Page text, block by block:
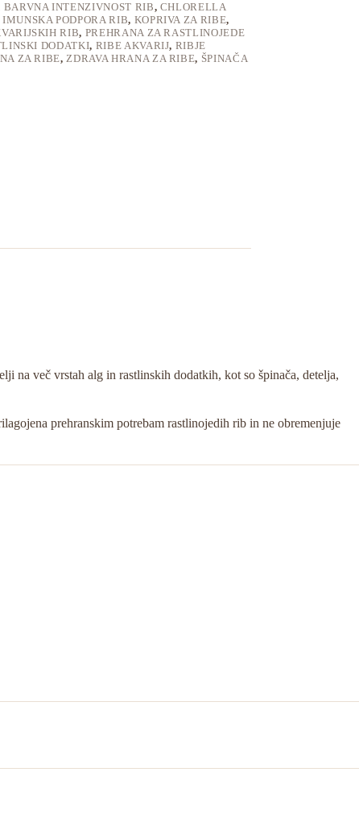
BARVNA INTENZIVNOST RIB, CHLORELLA
IMUNSKA PODPORA RIB, KOPRIVA ZA RIBE,
RIB, PREHRANA ZA RASTLINOJEDE
DODATKI, RIBE AKVARIJ, RIBJE
ZA RIBE,ZDRAVA HRANA ZA RIBE, ŠPINAČA
na več vrstah alg in rastlinskih dodatkih, kot so špinača, detelja,
prehranskim potrebam rastlinojedih rib in ne obremenjuje